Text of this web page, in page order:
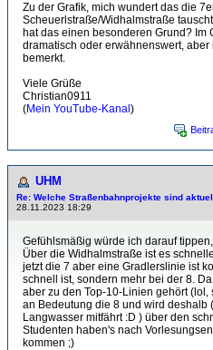
Zu der Grafik, mich wundert das die
Scheuerlstraße/Widhalmstraße
hat das einen besonderen Grund? Im
dramatisch oder erwähnenswert,
bemerkt.
Viele Grüße
Christian0911
(Mein YouTube-Kanal )
UHM
Re: Welche Straßenbahnprojekte sind
28.11.2023 18:29
Gefühlsmäßig würde ich darauf
Über die Widhalmstraße ist es
jetzt die 7 aber eine Gradlerslinie ist
schnell ist, sondern mehr bei der 8.
aber zu den Top-10-Linien gehört
an Bedeutung die 8 und wird deshalb
Langwasser mitfährt :D ) über den
Studenten haben's nach
kommen ;)